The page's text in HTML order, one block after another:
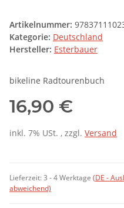
Artikelnummer:
Kategorie: Deutschland
Hersteller: Esterbauer
bikeline Radtourenbuch
16,90 €
inkl. 7% USt. , zzgl. Versand
Lieferzeit:3 - 4 Werktage (DE -
abweichend)